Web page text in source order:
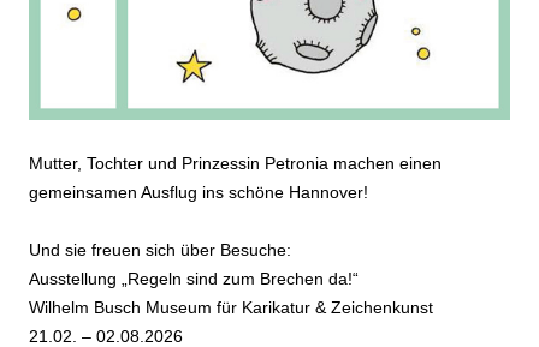
Mutter, Tochter und Prinzessin Petronia machen einen
gemeinsamen Ausflug ins schöne Hannover!
Und sie freuen sich über Besuche:
Ausstellung „Regeln sind zum Brechen da!“
Wilhelm Busch Museum für Karikatur & Zeichenkunst
21.02. – 02.08.2026